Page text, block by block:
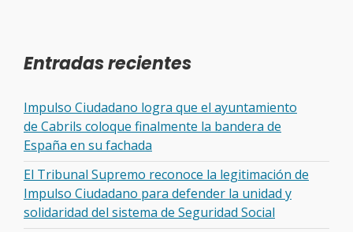
Entradas recientes
Impulso Ciudadano logra que el ayuntamiento
de Cabrils coloque finalmente la bandera de
España en su fachada
El Tribunal Supremo reconoce la legitimación de
Impulso Ciudadano para defender la unidad y
solidaridad del sistema de Seguridad Social